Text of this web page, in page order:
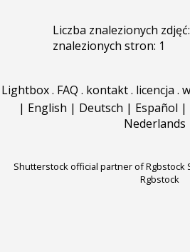
Liczba znalezionych
znalezionych stron: 1
Lightbox. FAQ . kontakt. licencja .
| English | Deutsch | Español |
Nederlands
Shutterstock official partner of Rgbstock
Rgbstock